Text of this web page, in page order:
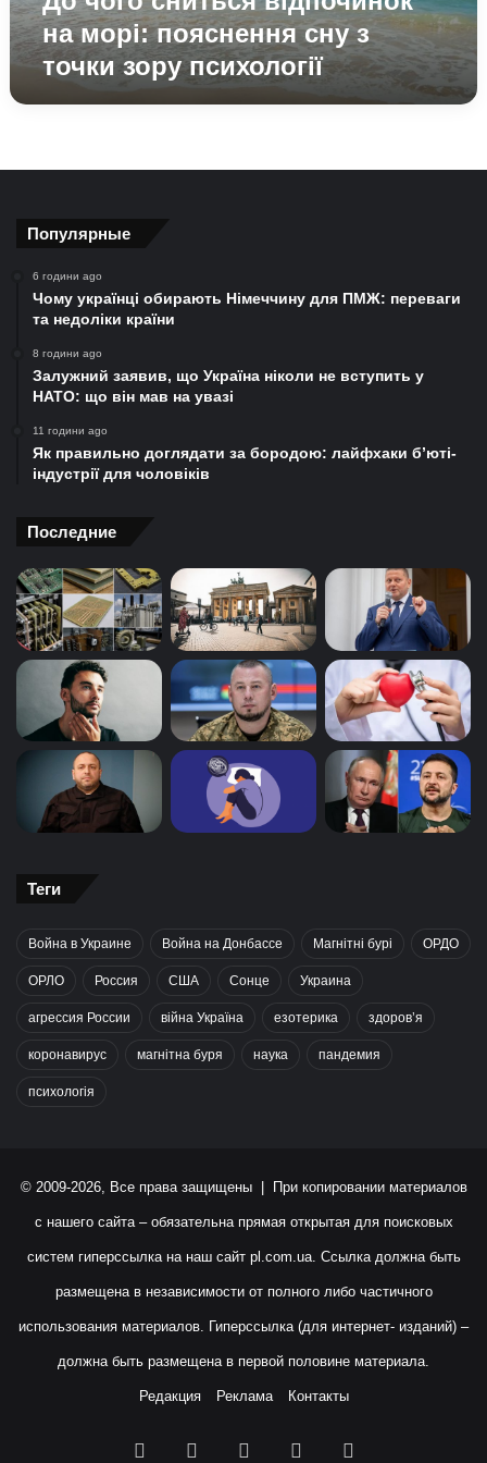
зору
психологіїна морі: пояснення сну з
точки зору психології
Популярные
6 години ago
Чому українці обирають Німеччину для ПМЖ: переваги
та недоліки країни
8 години ago
Залужний заявив, що Україна ніколи не вступить у
НАТО: що він мав на увазі
11 години ago
Як правильно доглядати за бородою: лайфхаки б’юті-
індустрії для чоловіків
Последние
Теги
Война в Украине Война на Донбассе Магнітні бурі ОРДО
ОРЛО Россия США Сонце Украина
агрессия России війна Україна езотерика здоров’я
коронавирус магнітна буря наука пандемия
психологія
© 2009-2026, Все права защищены | При копировании материалов
с нашего сайта – обязательна прямая открытая для поисковых
систем гиперссылка на наш сайт pl.com.ua. Ссылка должна быть
размещена в независимости от полного либо частичного
использования материалов. Гиперссылка (для интернет- изданий) –
должна быть размещена в первой половине материала.
Редакция Реклама Контакты
Facebook YouTubeInstagram